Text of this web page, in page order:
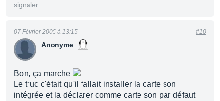
signaler
Anonyme
07 Février 2005 à 13:15 #10
Bon, ça marche
Le truc c'était qu'il fallait installer la carte son
intégrée et la déclarer comme carte son par défaut